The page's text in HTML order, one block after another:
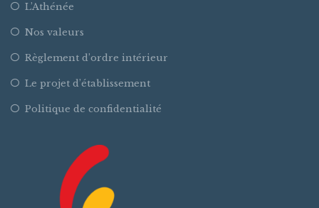
L’Athénée
Nos valeurs
Règlement d’ordre intérieur
Le projet d’établissement
Politique de confidentialité